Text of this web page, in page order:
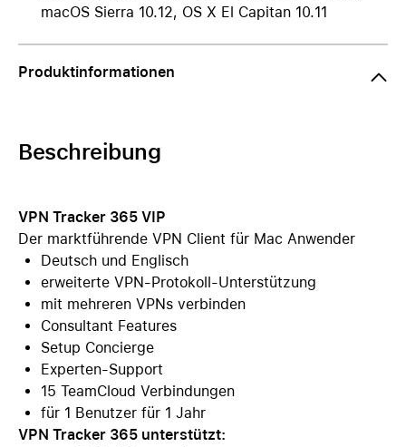
macOS Sierra 10.12, OS X El Capitan 10.11
Produktinformationen
Beschreibung
VPN Tracker 365 VIP
Der marktführende VPN Client für Mac Anwender
Deutsch und Englisch
erweiterte VPN-Protokoll-Unterstützung
mit mehreren VPNs verbinden
Consultant Features
Setup Concierge
Experten-Support
15 TeamCloud Verbindungen
für 1 Benutzer für 1 Jahr
VPN Tracker 365 unterstützt: